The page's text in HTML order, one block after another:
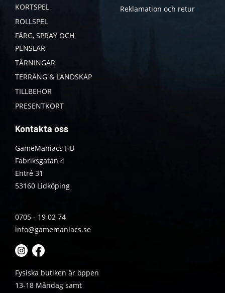
KORTSPEL
ROLLSPEL
FÄRG, SPRAY OCH
PENSLAR
TÄRNINGAR
TERRÄNG & LANDSKAP
TILLBEHÖR
PRESENTKORT
Reklamation och retur
Kontakta oss
GameManiacs HB
Fabriksgatan 4
Entré 31
53160 Lidköping
0705 - 19 02 74
info@gamemaniacs.se
Fysiska butiken är öppen
13-18 Måndag samt